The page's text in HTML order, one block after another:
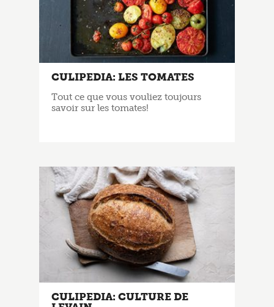
CULIPEDIA: LES TOMATES
Tout ce que vous vouliez toujours
savoir sur les tomates!
CULIPEDIA: CULTURE DE